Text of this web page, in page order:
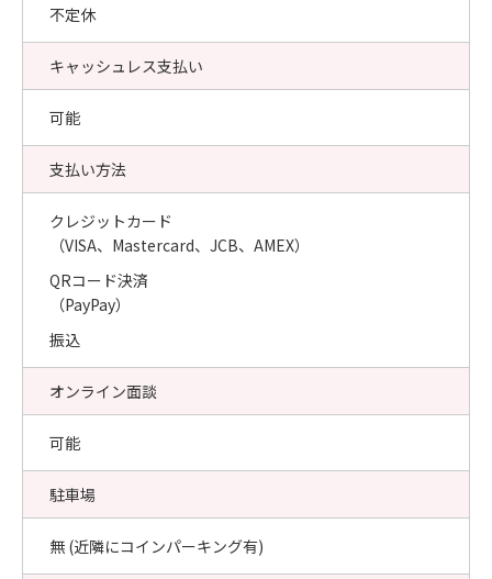
不定休
キャッシュレス支払い
可能
支払い方法
クレジットカード
（VISA、Mastercard、JCB、AMEX）
QRコード決済
（PayPay）
振込
オンライン面談
可能
駐車場
無 (近隣にコインパーキング有)